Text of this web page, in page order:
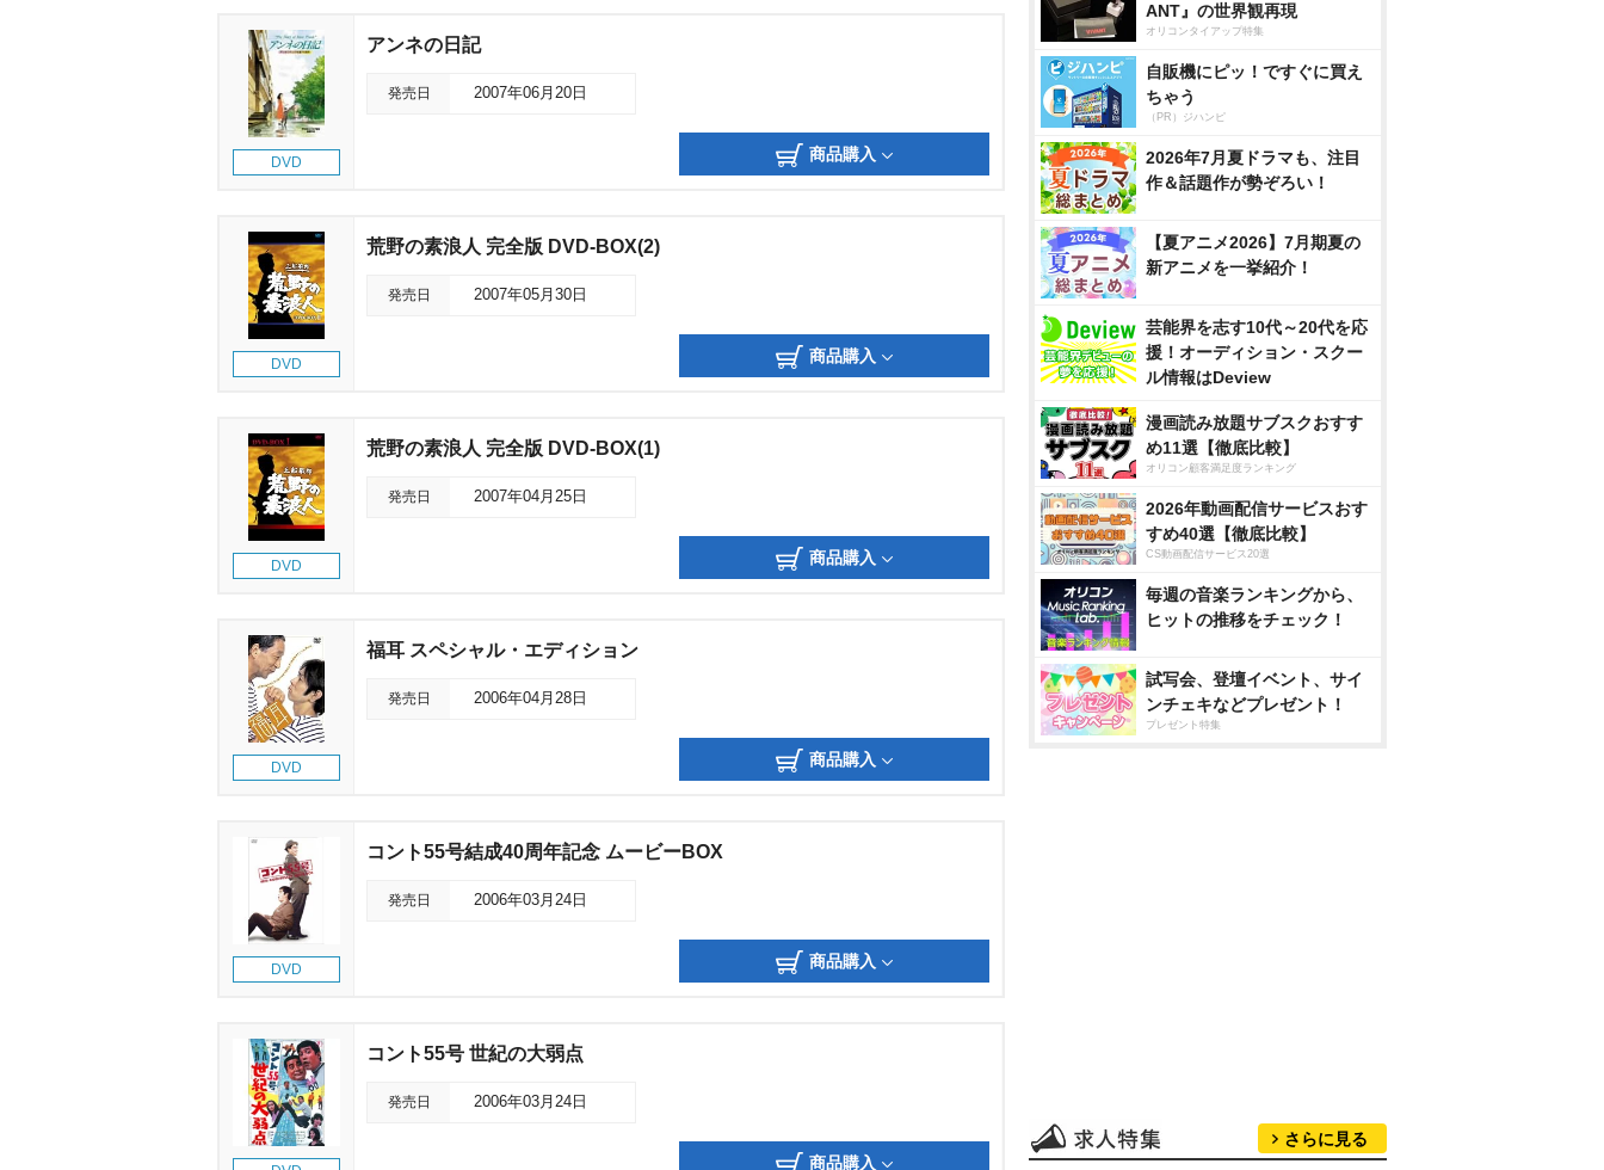
DVD
アンネの日記
発売日 2007年06月20日
商品購入
DVD
荒野の素浪人 完全版 DVD-BOX(2)
発売日 2007年05月30日
商品購入
DVD
荒野の素浪人 完全版 DVD-BOX(1)
発売日 2007年04月25日
商品購入
DVD
福耳 スペシャル・エディション
発売日 2006年04月28日
商品購入
DVD
コント55号結成40周年記念 ムービーBOX
発売日 2006年03月24日
商品購入
コント55号 世紀の大弱点
発売日 2006年03月24日
商品購入
ANT』の世界観再現
オリコンタイアップ特集
自販機にピッ！ですぐに買え
ちゃう
（PR）ジハンピ
2026年7月夏ドラマも、注目
作＆話題作が勢ぞろい！
【夏アニメ2026】7月期夏の
新アニメを一挙紹介！
芸能界を志す10代～20代を応
援！オーディション・スクー
ル情報はDeview
漫画読み放題サブスクおすす
め11選【徹底比較】
オリコン顧客満足度ランキング
2026年動画配信サービスおす
すめ40選【徹底比較】
CS動画配信サービス20選
毎週の音楽ランキングから、
ヒットの推移をチェック！
試写会、登壇イベント、サイ
ンチェキなどプレゼント！
プレゼント特集
さらに見る